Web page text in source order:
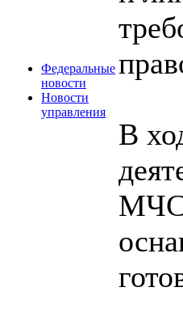
Федеральные
новости
Новости
управления
В
МЧС